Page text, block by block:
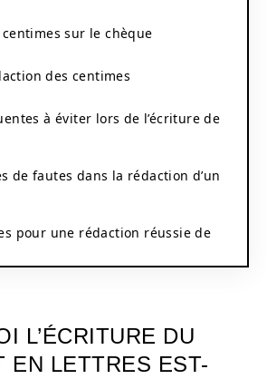
sur le chèque
des centimes
à éviter lors de l’écriture de
de fautes dans la rédaction d’un
pour une rédaction réussie de
L’ÉCRITURE DU
EN LETTRES EST-